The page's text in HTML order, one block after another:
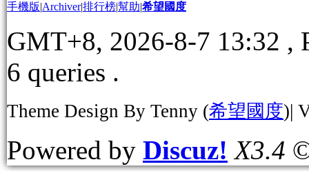
手機版|Archiver|排行榜|幫助|希望國度
GMT+8, 2026-8-7 13:32 ,
6 queries .
Theme Design By Tenny (希望國度)|
Powered by Discuz! X3.4